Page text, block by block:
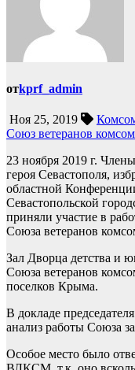
отkprf_admin
Ноя 25, 2019
Союз ветеранов
23 ноября 2019 г.
героя Севастополя,
областной
Севастопольской
приняли участие в
Союза ветеранов
Зал Дворца детства и
Союза ветеранов
поселков Крыма.
В докладе
анализ работы Союза
Особое место было